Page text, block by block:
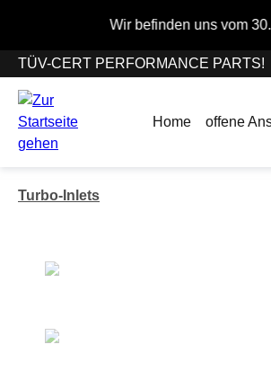
Zur Hauptnavigation
Wir befinden uns vom 30.07.2026 bis
TÜV-CERT PERFORMANCE PARTS!
Home offene
Turbo-Inlets